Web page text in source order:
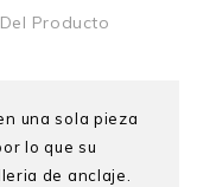
Producto
una sola pieza
lo que su
de anclaje.